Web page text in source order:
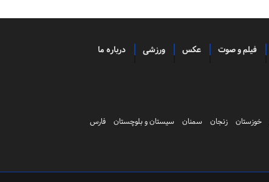
فیلم و صوت عکس ورزشی درباره ما
خوزستان زنجان سمنان سیستان و بلوچستان
فارس